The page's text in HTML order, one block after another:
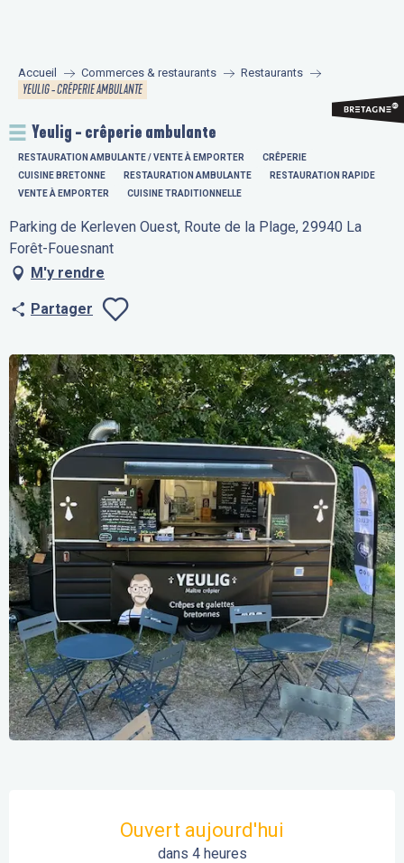
principal
Accueil Commerces & restaurants Restaurants
YEULIG - CRÊPERIE AMBULANTE
Yeulig - crêperie ambulante
RESTAURATION AMBULANTE / VENTE À EMPORTER
CRÊPERIE
CUISINE BRETONNE
RESTAURATION AMBULANTE
RESTAURATION RAPIDE
VENTE À EMPORTER
CUISINE TRADITIONNELLE
Parking de Kerleven Ouest, Route de la Plage, 29940 La
Forêt-Fouesnant
M'y rendre
Partager
Ouvert aujourd'hui
dans 4 heures